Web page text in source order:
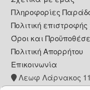
Πληροφορίες
Πολιτική
Όροι και
Πολιτική Απορρήτου
Επικοινωνία
Λεωφ Λάρνακος